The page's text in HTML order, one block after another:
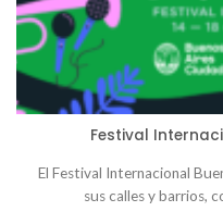
Festival
El Festival Internacional
sus calles y barrios,